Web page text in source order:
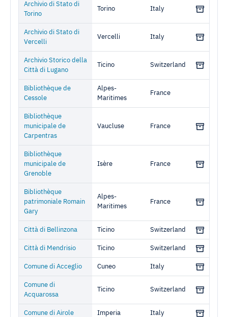
Archivio di Stato di
Torino
Torino Italy
Archivio di Stato di
Vercelli
Vercelli Italy
Archivio Storico della
Città di Lugano
Ticino Switzerland
Bibliothèque de
Cessole
Alpes-
Maritimes
France
Bibliothèque
municipale de
Carpentras
Vaucluse France
Bibliothèque
municipale de
Grenoble
Isère France
Bibliothèque
patrimoniale Romain
Gary
Alpes-
Maritimes
France
Città di Bellinzona Ticino Switzerland
Città di Mendrisio Ticino Switzerland
Comune di Acceglio Cuneo Italy
Comune di
Acquarossa
Ticino Switzerland
Comune di Airole Imperia Italy